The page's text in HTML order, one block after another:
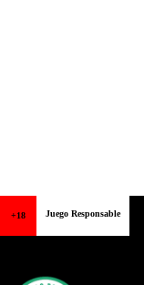
+18 Juego Responsable